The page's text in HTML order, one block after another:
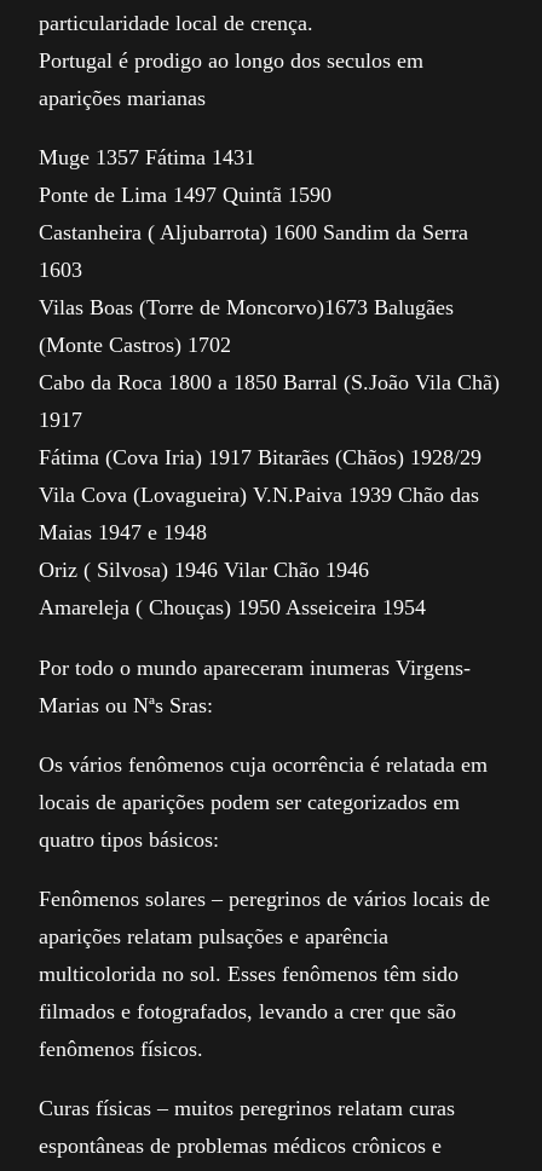
particularidade local de crença.
Portugal é prodigo ao longo dos seculos em
aparições marianas
Muge 1357 Fátima 1431
Ponte de Lima 1497 Quintã 1590
Castanheira ( Aljubarrota) 1600 Sandim da Serra
1603
Vilas Boas (Torre de Moncorvo)1673 Balugães
(Monte Castros) 1702
Cabo da Roca 1800 a 1850 Barral (S.João Vila Chã)
1917
Fátima (Cova Iria) 1917 Bitarães (Chãos) 1928/29
Vila Cova (Lovagueira) V.N.Paiva 1939 Chão das
Maias 1947 e 1948
Oriz ( Silvosa) 1946 Vilar Chão 1946
Amareleja ( Chouças) 1950 Asseiceira 1954
Por todo o mundo apareceram inumeras Virgens-
Marias ou Nªs Sras:
Os vários fenômenos cuja ocorrência é relatada em
locais de aparições podem ser categorizados em
quatro tipos básicos:
Fenômenos solares – peregrinos de vários locais de
aparições relatam pulsações e aparência
multicolorida no sol. Esses fenômenos têm sido
filmados e fotografados, levando a crer que são
fenômenos físicos.
Curas físicas – muitos peregrinos relatam curas
espontâneas de problemas médicos crônicos e